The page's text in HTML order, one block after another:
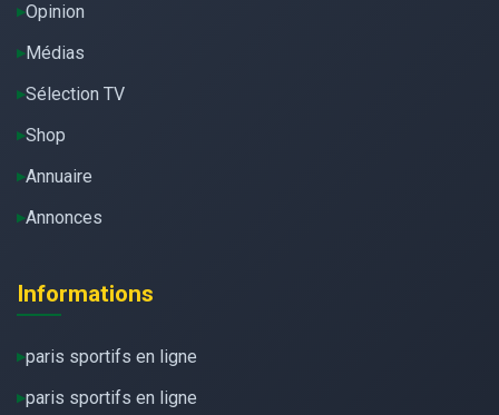
Opinion
Médias
Sélection TV
Shop
Annuaire
Annonces
Informations
paris sportifs en ligne
paris sportifs en ligne